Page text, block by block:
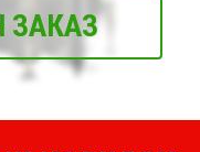
ЗАКАЗ